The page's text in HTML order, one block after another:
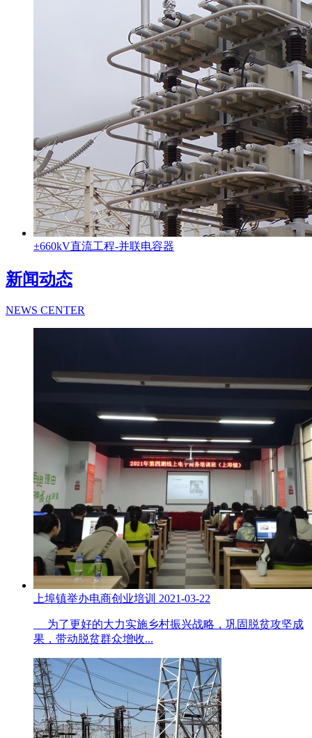
±660kV直流工程-并联电容器
新闻动态
NEWS CENTER
上埠镇举办电商创业培训 2021-03-22
为了更好的大力实施乡村振兴战略，巩固脱贫攻坚成
果，带动脱贫群众增收...